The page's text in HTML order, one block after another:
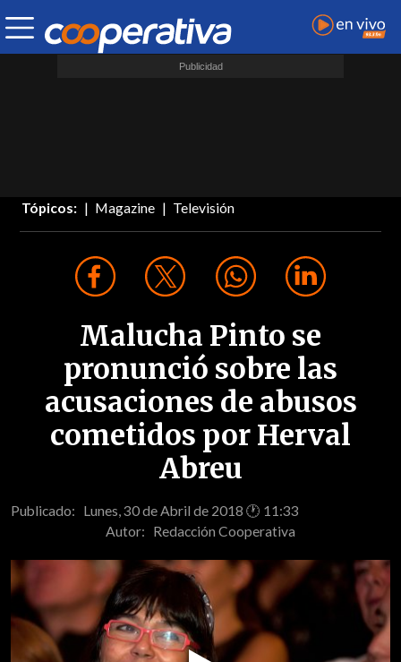
Tópicos: Magazine Televisión
Malucha Pinto se
pronunció sobre las
acusaciones de abusos
cometidos por Herval
Abreu
Publicado: Lunes, 30 de Abril de 2018 🕐 11:33
Autor: Redacción Cooperativa